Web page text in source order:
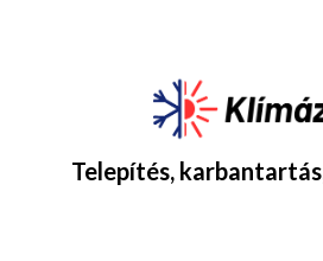
Telepítés,